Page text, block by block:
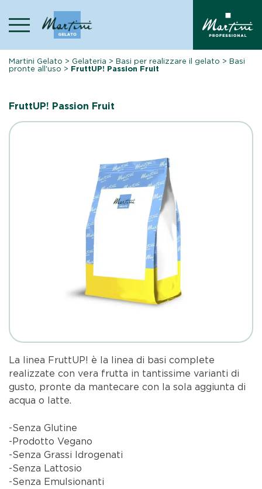
content
Martini Gelato > Gelateria >Basi per realizzare il gelato >Basi
pronte all'uso > FruttUP! Passion Fruit
FruttUP! Passion Fruit
La linea FruttUP! è la linea di basi complete
realizzate con vera frutta in tantissime varianti di
gusto, pronte da mantecare con la sola aggiunta di
acqua o latte.
-Senza Glutine
-Prodotto Vegano
-Senza Grassi Idrogenati
-Senza Lattosio
-Senza Emulsionanti